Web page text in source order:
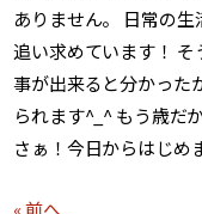
ありません。 日常の
追い求めています！
事が出来ると分かった
られます^_^ もう歳だ
さぁ！今日からはじめ
«前へ